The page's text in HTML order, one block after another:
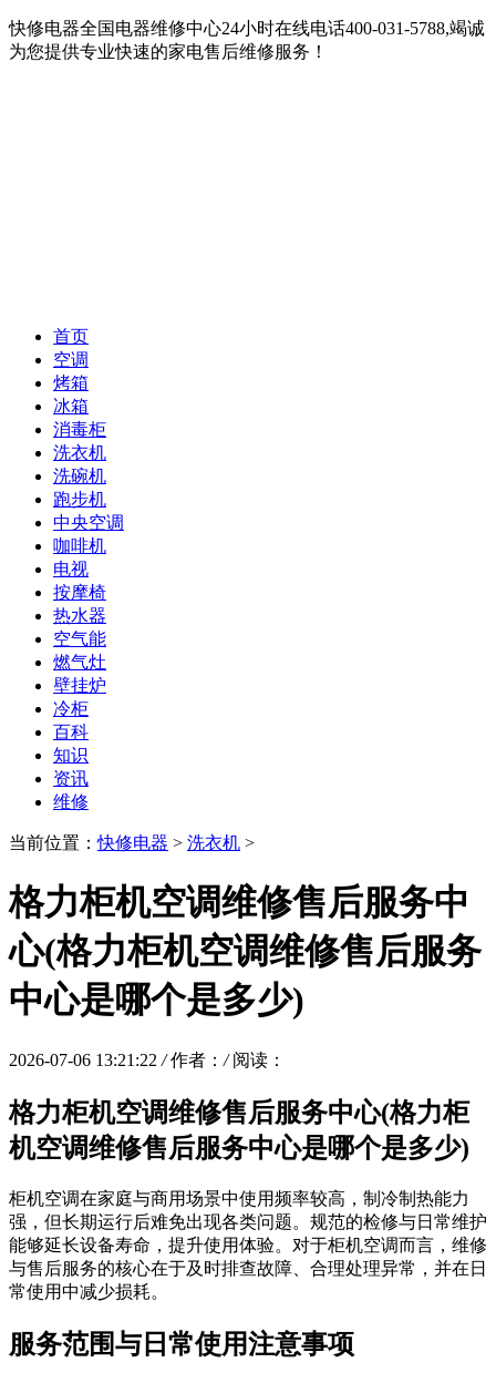
快修电器全国电器维修中心24小时在线电话400-031-5788,竭诚
为您提供专业快速的家电售后维修服务！
首页
空调
烤箱
冰箱
消毒柜
洗衣机
洗碗机
跑步机
中央空调
咖啡机
电视
按摩椅
热水器
空气能
燃气灶
壁挂炉
冷柜
百科
知识
资讯
维修
当前位置：快修电器 > 洗衣机 >
格力柜机空调维修售后服务中
心(格力柜机空调维修售后服务
中心是哪个是多少)
2026-07-06 13:21:22 / 作者： / 阅读：
格力柜机空调维修售后服务中心(格力柜
机空调维修售后服务中心是哪个是多少)
柜机空调在家庭与商用场景中使用频率较高，制冷制热能力
强，但长期运行后难免出现各类问题。规范的检修与日常维护
能够延长设备寿命，提升使用体验。对于柜机空调而言，维修
与售后服务的核心在于及时排查故障、合理处理异常，并在日
常使用中减少损耗。
服务范围与日常使用注意事项